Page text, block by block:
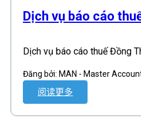
Dịch vụ báo cáo
Dịch vụ báo cáo thuế Đồng
Đăng bởi: MAN - Master
阅读更多